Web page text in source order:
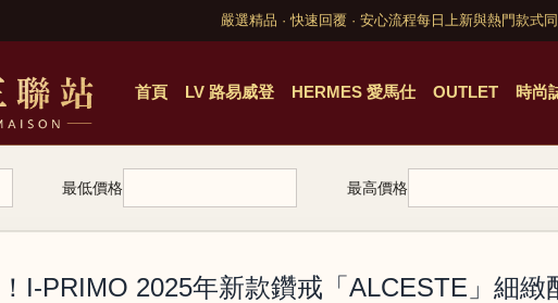
嚴選精品 · 快速回覆 · 安心流程每日上新與熱門款式
首頁 LV 路易威登 HERMES 愛馬仕 OUTLET 時尚
最低價格 最高價格
I-PRIMO 2025年新款鑽戒「ALCESTE」細